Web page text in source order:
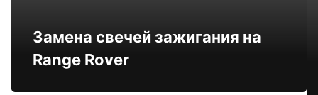
Замена свечей зажигания на
Range Rover